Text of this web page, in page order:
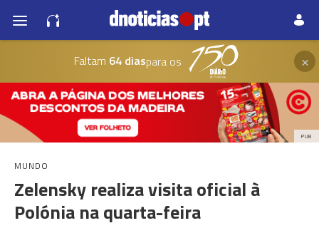
Faltam 64 diaspara os ×
PUB
MUNDO
Zelensky realiza visita oficial à
Polónia na quarta-feira